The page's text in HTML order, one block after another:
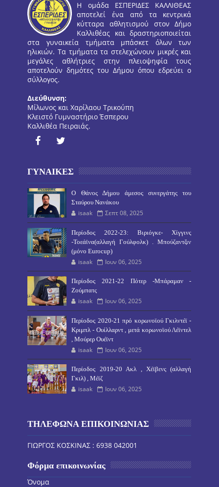
Η ομάδα ΕΣΠΕΡΙΔΕΣ ΚΑΛΛΙΘΕΑΣ
αποτελεί ένα από τα κεντρικά
κύτταρα αθλητισμού στον Δήμο
Καλλιθέας και δραστηριοποιείται
στα γυναικεία τμήματα μπάσκετ όλων των
ηλικιών. Τα τμήματα τα στελεχώνουν μικρές και
μεγάλες αθλήτριες στην πλειοψηφία τους
αποτελούν δημότες του Δήμου όπου εδρεύει ο
σύλλογος.
Διεύθυνση:
Μίλωνος και Χαρίλαου Τρικούπη
Κλειστό Γυμναστήριο Έσπερου
Καλλιθέα Πειραιάς.
ΓΥΝΑΙΚΕΣ
O Θάνος Δήμου άμεσος συνεργάτης του
Σταύρου Νανάκου
isaak Σεπτ 08, 2025
Περίοδος 2022-23: Βιριόγκε- Χίγγινς
-Τοεάϊνα(αλλαγή Γούλφολκ) . Μπούζαντζιν
(μόνο Eurocup)
isaak Ιουν 06, 2025
Περίοδος 2021-22 Πότερ -Μπάραμαν -
Ζούμπατς
isaak Ιουν 06, 2025
Περίοδος 2020-21 πρό κορωνοϊού Γκιλντέϊ -
Κριμπλ - Ουίλλαρντ , μετά κορωνοϊού Λέϊντελ
, Μούρερ Ουέϊντ
isaak Ιουν 06, 2025
Περίοδος 2019-20 Ακλ , Χέϊβενς (αλλαγή
Γκιλ) , Μέϊζ
isaak Ιουν 06, 2025
ΤΗΛΕΦΩΝΑ ΕΠΙΚΟΙΝΩΝΙΑΣ
ΓΙΩΡΓΟΣ ΚΟΣΚΙΝΑΣ : 6938 042001
Φόρμα επικοινωνίας
Όνομα